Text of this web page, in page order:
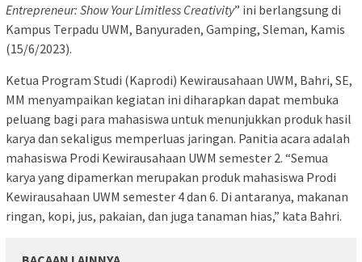
Entrepreneur: Show Your Limitless Creativity” ini berlangsung di
Kampus Terpadu UWM, Banyuraden, Gamping, Sleman, Kamis
(15/6/2023).
Ketua Program Studi (Kaprodi) Kewirausahaan UWM, Bahri, SE,
MM menyampaikan kegiatan ini diharapkan dapat membuka
peluang bagi para mahasiswa untuk menunjukkan produk hasil
karya dan sekaligus memperluas jaringan. Panitia acara adalah
mahasiswa Prodi Kewirausahaan UWM semester 2. “Semua
karya yang dipamerkan merupakan produk mahasiswa Prodi
Kewirausahaan UWM semester 4 dan 6. Di antaranya, makanan
ringan, kopi, jus, pakaian, dan juga tanaman hias,” kata Bahri.